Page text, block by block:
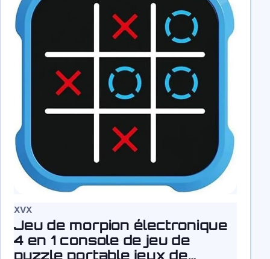
XVX
Jeu de morpion électronique
4 en 1 console de jeu de
puzzle portable jeux de